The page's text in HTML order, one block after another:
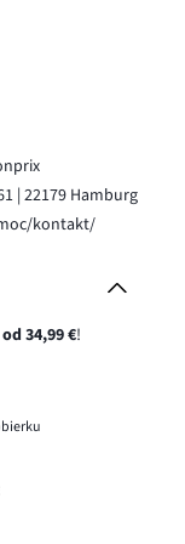
| 22179 Hamburg
kontakt/
od 34,99 €!